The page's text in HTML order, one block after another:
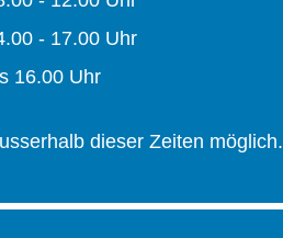
- 17.00 Uhr
16.00 Uhr
dieser Zeiten möglich.